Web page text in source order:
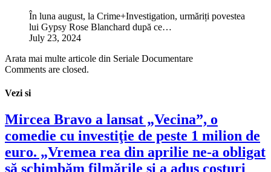
În luna august, la Crime+Investigation, urmăriți povestea
lui Gypsy Rose Blanchard după ce…
July 23, 2024
Arata mai multe articole din Seriale Documentare
Comments are closed.
Vezi si
Mircea Bravo a lansat „Vecina”, o
comedie cu investiţie de peste 1 milion de
euro. „Vremea rea din aprilie ne-a obligat
să schimbăm filmările şi a adus costuri